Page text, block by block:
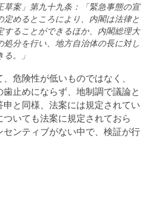
草案」第九十九条：「緊急事態の宣
めるところにより、内閣は法律と
ることができるほか、内閣総理大
分を行い、地方自治体の長に対し
。」
危険性が低いものではなく、
歯止めにならず、地制調で議論と
と同様、法案には規定されてい
いても法案に規定されておら
ンティブがない中で、検証が行